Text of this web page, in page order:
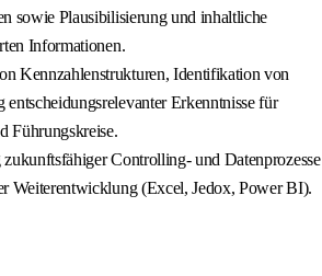
sowie Plausibilisierung und inhaltliche
Informationen.
Kennzahlenstrukturen, Identifikation von
entscheidungsrelevanter Erkenntnisse für
Führungskreise.
Controlling- und Datenprozesse
Weiterentwicklung (Excel, Jedox, Power BI).